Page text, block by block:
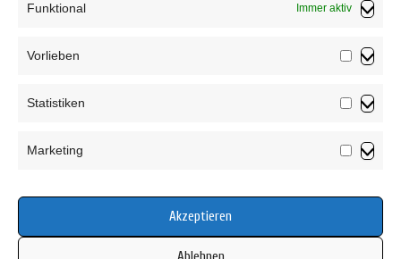
Funktional Immer aktiv
Vorlieben
Statistiken
Marketing
Akzeptieren
Cookie-Richtlinie (EU)